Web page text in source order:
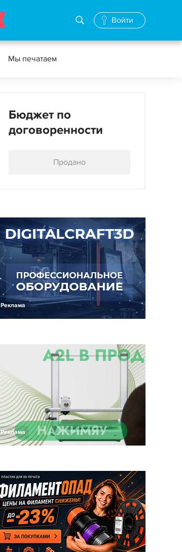
Войти
Мы печатаем
Бюджет по
договоренности
Продано
Реклама
Реклама